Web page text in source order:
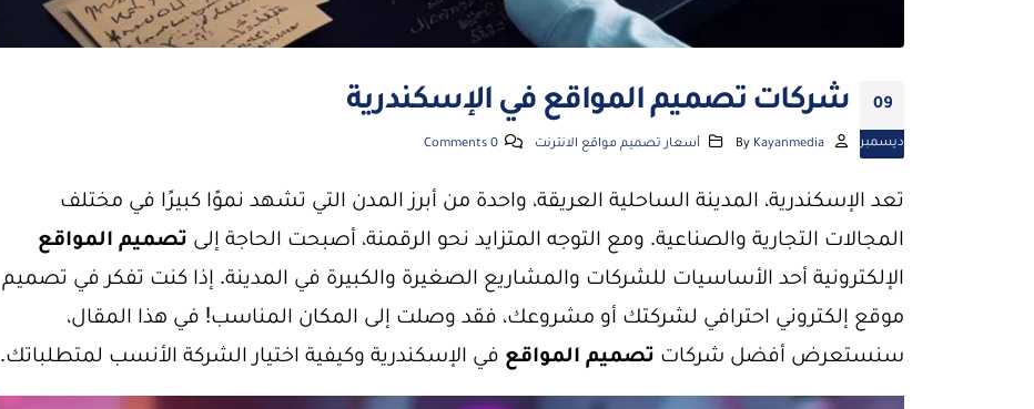
09
ديسمبر
شركات تصميم المواقع في الإسكندرية
By Kayanmedia أسعار تصميم مواقع الانترنت 0 Comments
تعد الإسكندرية، المدينة الساحلية العريقة، واحدة من أبرز المدن التي تشهد نموًا كبيرًا في مختلف
المجالات التجارية والصناعية. ومع التوجه المتزايد نحو الرقمنة، أصبحت الحاجة إلى تصميم المواقع
الإلكترونية أحد الأساسيات للشركات والمشاريع الصغيرة والكبيرة في المدينة. إذا كنت تفكر في تصميم
موقع إلكتروني احترافي لشركتك أو مشروعك، فقد وصلت إلى المكان المناسب! في هذا المقال،
سنستعرض أفضل شركات تصميم المواقع في الإسكندرية وكيفية اختيار الشركة الأنسب لمتطلباتك.